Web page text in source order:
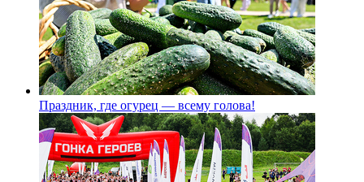
Праздник, где огурец — всему голова!